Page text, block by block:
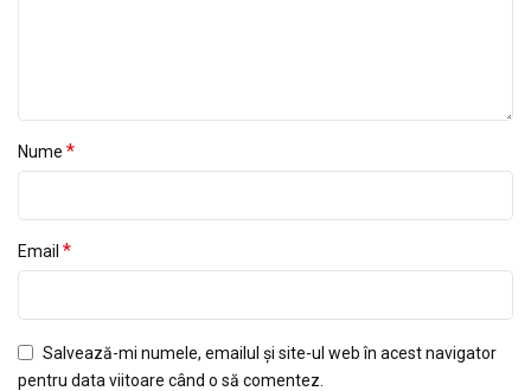
Nume *
Email *
Salvează-mi numele, emailul și site-ul web în acest navigator
pentru data viitoare când o să comentez.